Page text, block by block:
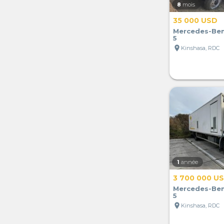
8 mois
35 000 USD
Mercedes-
5
location_on Kinshasa, RDC
1 année
3 700 000
Mercedes-
5
location_on Kinshasa, RDC